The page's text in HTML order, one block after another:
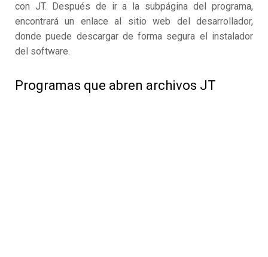
con JT. Después de ir a la subpágina del programa,
encontrará un enlace al sitio web del desarrollador,
donde puede descargar de forma segura el instalador
del software.
Programas que abren archivos JT